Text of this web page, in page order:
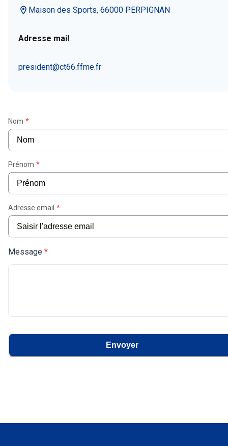
Maison des Sports, 66000 PERPIGNAN
Adresse mail
president@ct66.ffme.fr
Nom *
Prénom *
Adresse email *
Message *
Envoyer